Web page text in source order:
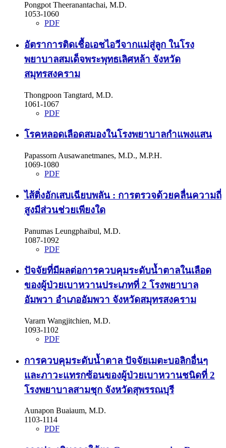
Pongpot Theeranantachai, M.D.
1053-1060
PDF
อัตราการติดเชื้อเอชไอวีจากแม่สู่ลูก ในโรง
พยาบาลสมเด็จพระพุทธเลิศหล้า จังหวัด
สมุทรสงคราม
Thongpoon Tangtard, M.D.
1061-1067
PDF
โรคหลอดเลือดสมองในโรงพยาบาลกำแพงแสน
Papassorn Ausawanetmanes, M.D., M.P.H.
1069-1080
PDF
ไส้ติ่งอักเสบเฉียบพลัน : การตรวจด้วยคลื่นความถี่
สูงมีส่วนช่วยเพียงใด
Panumas Leungphaibul, M.D.
1087-1092
PDF
ปัจจัยที่มีผลต่อการควบคุมระดับน้ำตาลในเลือด
ของผู้ป่วยเบาหวานประเภทที่ 2 โรงพยาบาล
อัมพวา อำเภออัมพวา จังหวัดสมุทรสงคราม
Vararn Wangjitchien, M.D.
1093-1102
PDF
การควบคุมระดับน้ำตาล ปัจจัยเมตะบอลิกอื่นๆ
และภาวะแทรกซ้อนของผู้ป่วยเบาหวานชนิดที่ 2
โรงพยาบาลสามชุก จังหวัดสุพรรณบุรี
Aunapon Buaiaum, M.D.
1103-1114
PDF